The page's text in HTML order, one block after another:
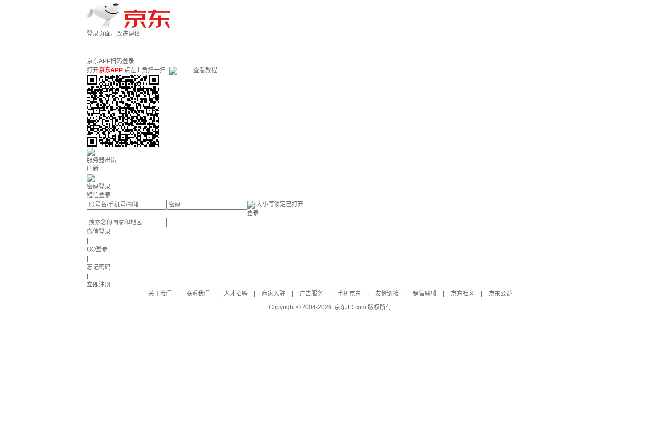
登录页面，改进建议
京东APP扫码登录
打开京东APP 点左上角扫一扫 查看教程
服务器出错
刷新
密码登录
短信登录
大小写锁定已打开
登录
微信登录
QQ登录
忘记密码
立即注册
关于我们
联系我们 人才招聘 商家入驻 广告服务 手机京东 友情链接 销售联盟 京东社区
京东公益
Copyright © 2004-2026 京东JD.com 版权所有